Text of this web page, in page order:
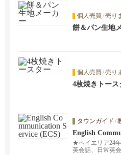
個人売買 /売り
餅＆パン生地
個人売買 /売り
4枚焼きトース
タウンガイド /
English
★ベイエリア24
英会話、日常英